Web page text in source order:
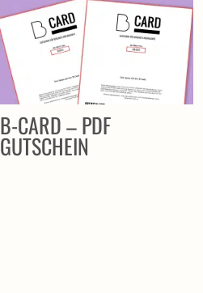
B-CARD – PDF
GUTSCHEIN